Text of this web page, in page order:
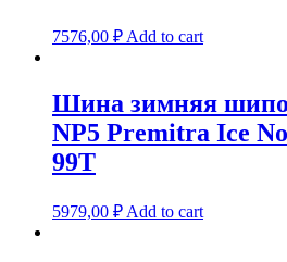
7576,00 ₽ Add to cart
Шина зимняя
NP5 Premitra Ice
99T
5979,00 ₽ Add to cart